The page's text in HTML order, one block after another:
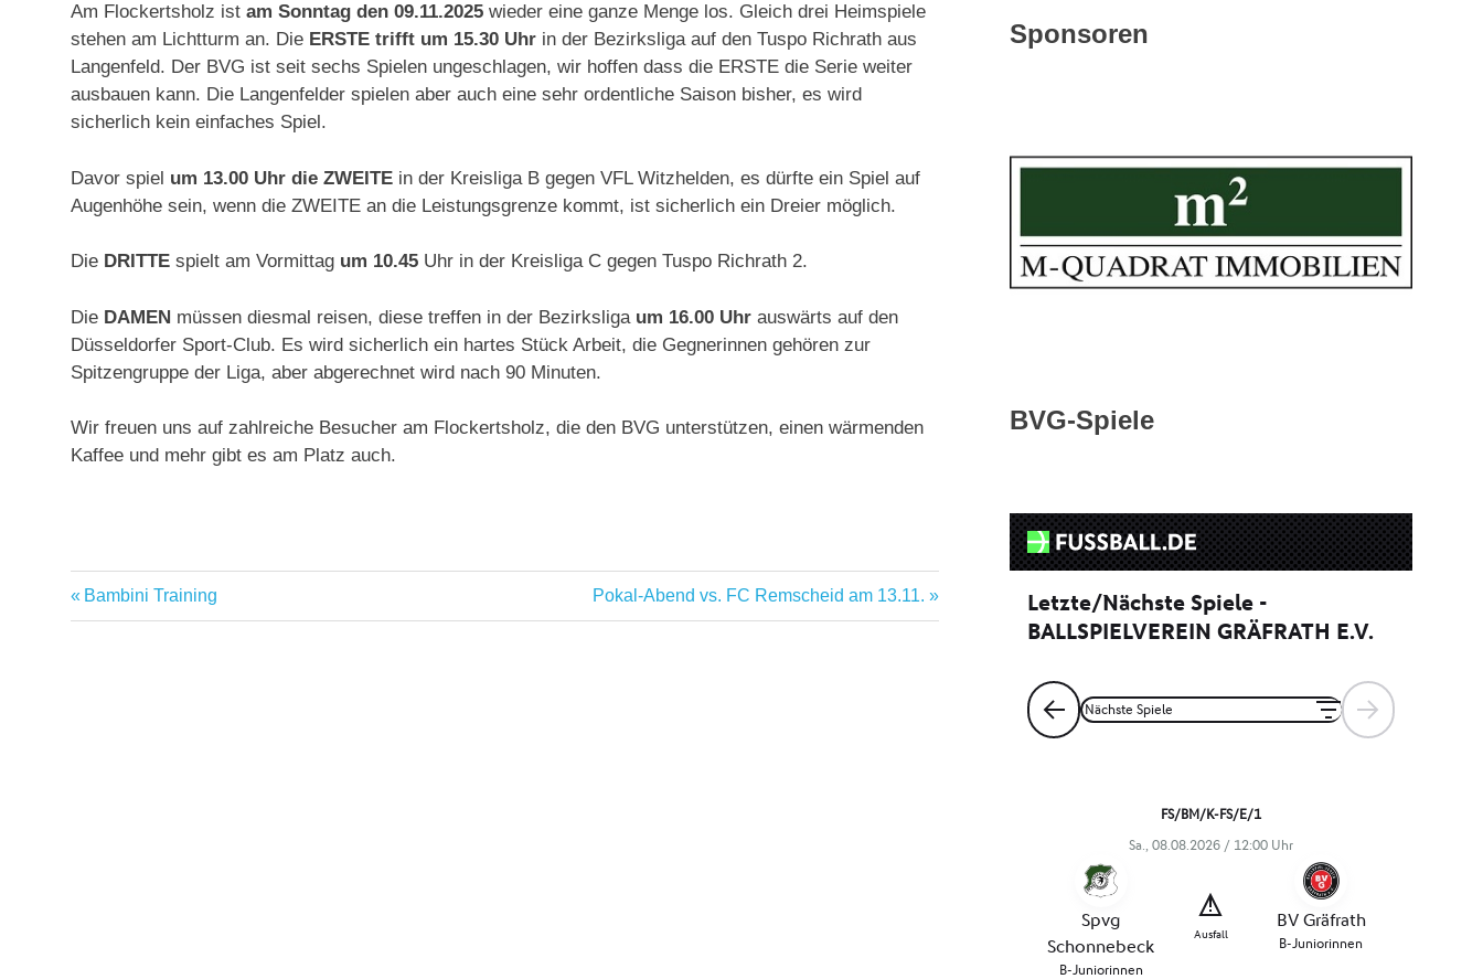
Am Flockertsholz ist am Sonntag den 09.11.2025 wieder eine ganze Menge los. Gleich drei Heimspiele
stehen am Lichtturm an. Die ERSTE trifft um 15.30 Uhr in der Bezirksliga auf den Tuspo Richrath aus
Langenfeld. Der BVG ist seit sechs Spielen ungeschlagen, wir hoffen dass die ERSTE die Serie weiter
ausbauen kann. Die Langenfelder spielen aber auch eine sehr ordentliche Saison bisher, es wird
sicherlich kein einfaches Spiel.
Davor spiel um 13.00 Uhr die ZWEITE in der Kreisliga B gegen VFL Witzhelden, es dürfte ein Spiel auf
Augenhöhe sein, wenn die ZWEITE an die Leistungsgrenze kommt, ist sicherlich ein Dreier möglich.
Die DRITTE spielt am Vormittag um 10.45 Uhr in der Kreisliga C gegen Tuspo Richrath 2.
Die DAMEN müssen diesmal reisen, diese treffen in der Bezirksliga um 16.00 Uhr auswärts auf den
Düsseldorfer Sport-Club. Es wird sicherlich ein hartes Stück Arbeit, die Gegnerinnen gehören zur
Spitzengruppe der Liga, aber abgerechnet wird nach 90 Minuten.
Wir freuen uns auf zahlreiche Besucher am Flockertsholz, die den BVG unterstützen, einen wärmenden
Kaffee und mehr gibt es am Platz auch.
Beitragsnavigation
Vorheriger
Beitrag:
Bambini Training
Nächster
Beitrag:
Pokal-Abend vs. FC Remscheid am 13.11.
Sponsoren
BVG-Spiele